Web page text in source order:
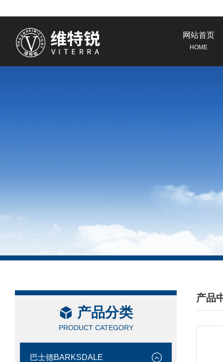
网站首页
HOME
产品分类
PRODUCT CATEGORY
巴士德BARKSDALE
产品
/